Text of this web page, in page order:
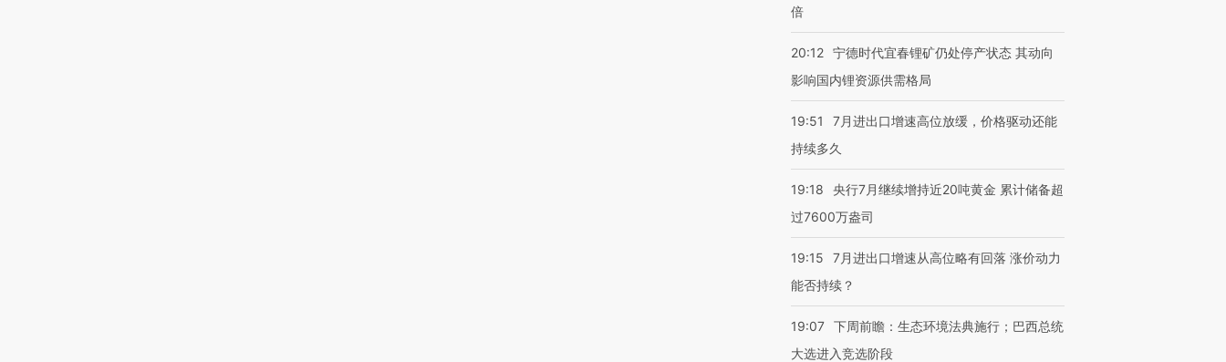
倍
20:12 宁德时代宜春锂矿仍处停产状态 其动向
影响国内锂资源供需格局
19:51
7月进出口增速高位放缓，价格驱动还能
持续多久
19:18
央行7月继续增持近20吨黄金 累计储备超
过7600万盎司
19:15
7月进出口增速从高位略有回落 涨价动力
能否持续？
19:07 下周前瞻：生态环境法典施行；巴西总统
大选进入竞选阶段